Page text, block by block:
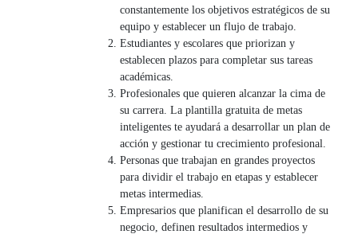
constantemente los objetivos estratégicos de su
equipo y establecer un flujo de trabajo.
Estudiantes y escolares que priorizan y
establecen plazos para completar sus tareas
académicas.
Profesionales que quieren alcanzar la cima de
su carrera. La plantilla gratuita de metas
inteligentes te ayudará a desarrollar un plan de
acción y gestionar tu crecimiento profesional.
Personas que trabajan en grandes proyectos
para dividir el trabajo en etapas y establecer
metas intermedias.
Empresarios que planifican el desarrollo de su
negocio, definen resultados intermedios y